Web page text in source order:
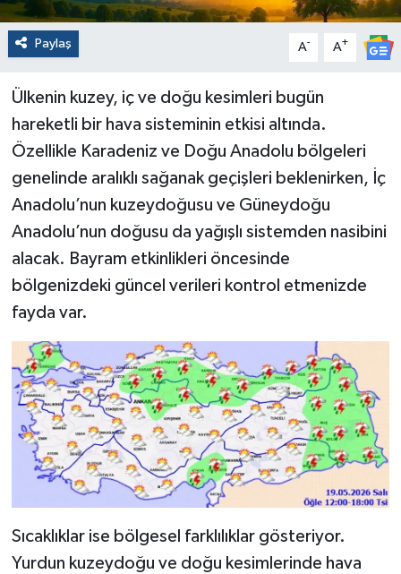
Paylaş A- A+
Ülkenin kuzey, iç ve doğu kesimleri bugün
hareketli bir hava sisteminin etkisi altında.
Özellikle Karadeniz ve Doğu Anadolu bölgeleri
genelinde aralıklı sağanak geçişleri beklenirken, İç
Anadolu’nun kuzeydoğusu ve Güneydoğu
Anadolu’nun doğusu da yağışlı sistemden nasibini
alacak. Bayram etkinlikleri öncesinde
bölgenizdeki güncel verileri kontrol etmenizde
fayda var.
Sıcaklıklar ise bölgesel farklılıklar gösteriyor.
Yurdun kuzeydoğu ve doğu kesimlerinde hava